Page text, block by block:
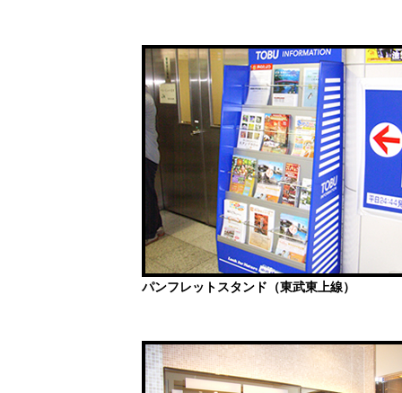
パンフレットスタンド（東武東上線）